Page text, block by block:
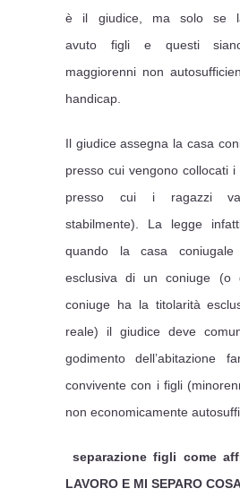
è il giudice, ma solo se
avuto figli e questi
maggiorenni non
handicap.
Il giudice assegna la casa
presso cui vengono collocati
presso cui i ragazzi
stabilmente). La legge
quando la casa
esclusiva di un coniuge (o
coniuge ha la titolarità
reale) il giudice deve
godimento dell’abitazione
convivente con i figli
non economicamente
separazione figli come
LAVORO E MI SEPARO